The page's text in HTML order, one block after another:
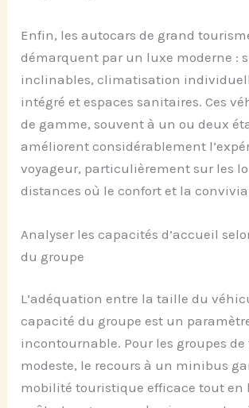
Enfin, les autocars de grand
démarquent par un luxe moderne :
inclinables, climatisation
intégré et espaces sanitaires. Ces
de gamme, souvent à un ou deux
améliorent considérablement
voyageur, particulièrement sur les
distances où le confort et la
Analyser les capacités d’accueil
du groupe
L’adéquation entre la taille du
capacité du groupe est un
incontournable. Pour les groupes
modeste, le recours à un minibus
mobilité touristique efficace tout